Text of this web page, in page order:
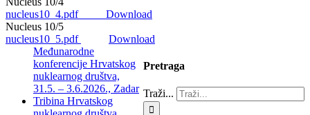
nucleus10_4.pdf Download
Nucleus 10/5
nucleus10_5.pdf
Download
Pretraga
Traži...
Međunarodne
konferencije Hrvatskog
nuklearnog društva,
31.5. – 3.6.2026., Zadar
Tribina Hrvatskog